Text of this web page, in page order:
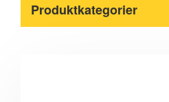
Produktkategorier